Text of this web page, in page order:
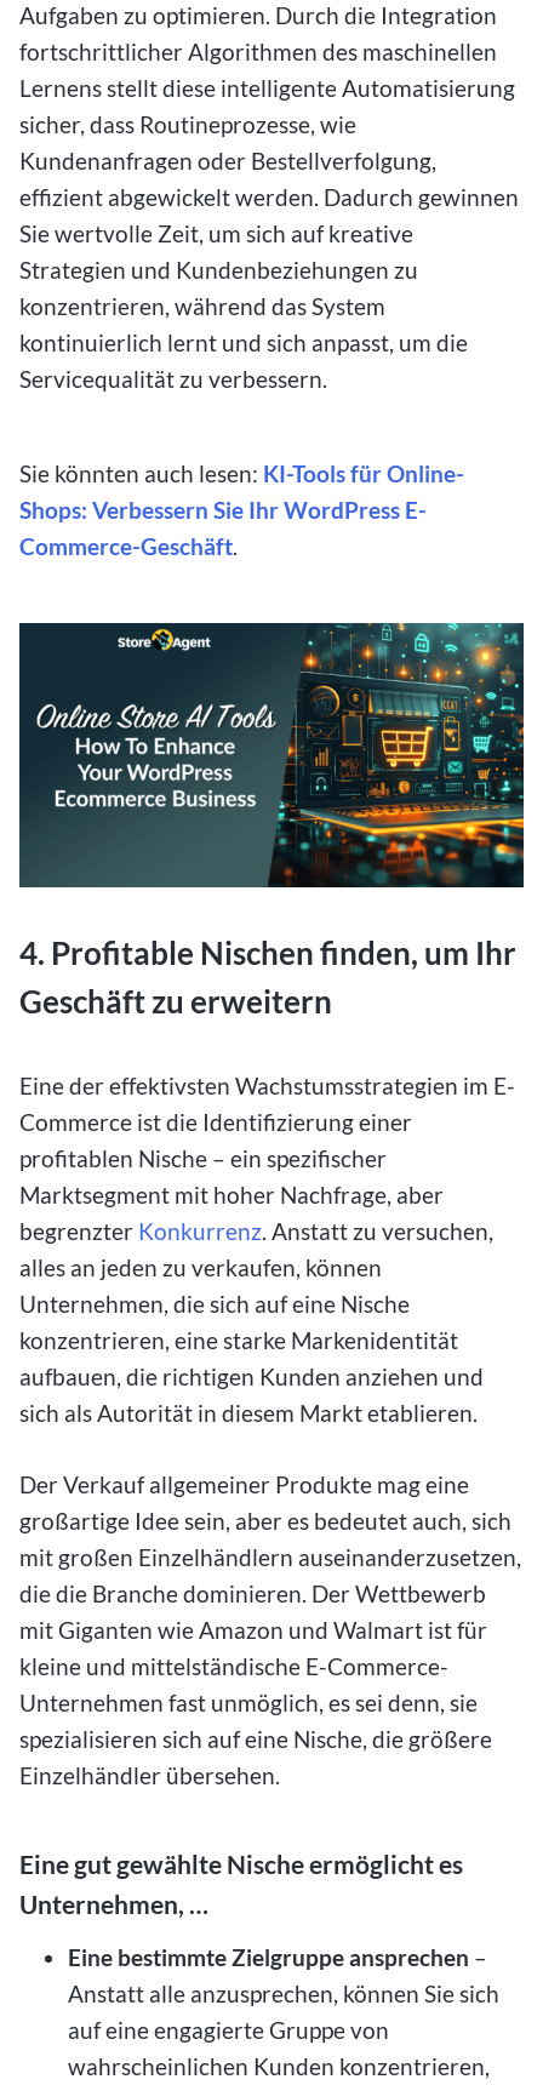
Aufgaben zu optimieren. Durch die Integration
fortschrittlicher Algorithmen des maschinellen
Lernens stellt diese intelligente Automatisierung
sicher, dass Routineprozesse, wie
Kundenanfragen oder Bestellverfolgung,
effizient abgewickelt werden. Dadurch gewinnen
Sie wertvolle Zeit, um sich auf kreative
Strategien und Kundenbeziehungen zu
konzentrieren, während das System
kontinuierlich lernt und sich anpasst, um die
Servicequalität zu verbessern.
Sie könnten auch lesen: KI-Tools für Online-
Shops: Verbessern Sie Ihr WordPress E-
Commerce-Geschäft.
4. Profitable Nischen finden, um Ihr
Geschäft zu erweitern
Eine der effektivsten Wachstumsstrategien im E-
Commerce ist die Identifizierung einer
profitablen Nische – ein spezifischer
Marktsegment mit hoher Nachfrage, aber
begrenzter Konkurrenz. Anstatt zu versuchen,
alles an jeden zu verkaufen, können
Unternehmen, die sich auf eine Nische
konzentrieren, eine starke Markenidentität
aufbauen, die richtigen Kunden anziehen und
sich als Autorität in diesem Markt etablieren.
Der Verkauf allgemeiner Produkte mag eine
großartige Idee sein, aber es bedeutet auch, sich
mit großen Einzelhändlern auseinanderzusetzen,
die die Branche dominieren. Der Wettbewerb
mit Giganten wie Amazon und Walmart ist für
kleine und mittelständische E-Commerce-
Unternehmen fast unmöglich, es sei denn, sie
spezialisieren sich auf eine Nische, die größere
Einzelhändler übersehen.
Eine gut gewählte Nische ermöglicht es
Unternehmen, …
Eine bestimmte Zielgruppe ansprechen –
Anstatt alle anzusprechen, können Sie sich
auf eine engagierte Gruppe von
wahrscheinlichen Kunden konzentrieren,